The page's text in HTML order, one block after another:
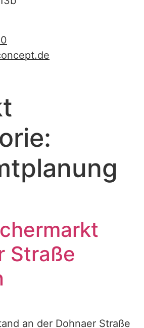
Straße
an der Dohnaer Straße